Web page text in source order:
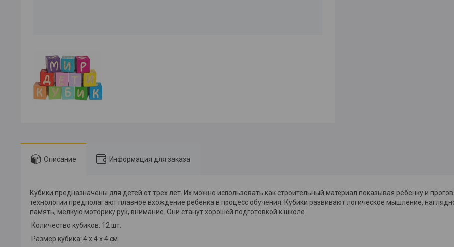
Описание Информация для заказа
Кубики предназначены для детей от трех лет. Их можно использовать как строительный материал показывая ребенку и
технологии предполагают плавное вхождение ребенка в процесс обучения. Кубики развивают логическое мышление,
память, мелкую моторику рук, внимание. Они станут хорошей подготовкой к школе.
Количество кубиков: 12 шт.
Размер кубика: 4 х 4 х 4 см.